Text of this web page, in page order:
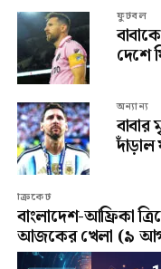
ফুটবল
দেশে
অন্যান্য
ক্রিকেট
বাংলাদেশ-আফ্রিকা
আজকের খেলা (৯